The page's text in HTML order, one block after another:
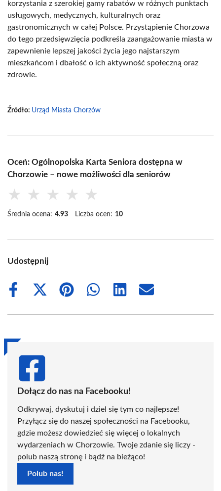
korzystania z szerokiej gamy rabatów w różnych punktach
usługowych, medycznych, kulturalnych oraz
gastronomicznych w całej Polsce. Przystąpienie Chorzowa
do tego przedsięwzięcia podkreśla zaangażowanie miasta w
zapewnienie lepszej jakości życia jego najstarszym
mieszkańcom i dbałość o ich aktywność społeczną oraz
zdrowie.
Źródło: Urząd Miasta Chorzów
Oceń: Ogólnopolska Karta Seniora dostępna w
Chorzowie – nowe możliwości dla seniorów
★ ★ ★ ★ ★
Średnia ocena: 4.93 Liczba ocen: 10
Udostępnij
Share
Share
(Twitter)
Share
Share
Share
Share
Dołącz do nas na Facebooku!
Odkrywaj, dyskutuj i dziel się tym co najlepsze!
Przyłącz się do naszej społeczności na Facebooku,
gdzie możesz dowiedzieć się więcej o lokalnych
wydarzeniach w Chorzowie. Twoje zdanie się liczy -
polub naszą stronę i bądź na bieżąco!
Polub nas!